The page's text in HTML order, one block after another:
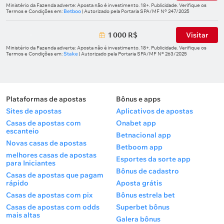
Ministério da Fazenda adverte: Aposta não é investimento. 18+. Publicidade. Verifique os
Termos e Condições em: Betboo| Autorizado pela Portaria SPA/MF Nº 247/2025
1 000 R$ Visitar
Ministério da Fazenda adverte: Aposta não é investimento. 18+. Publicidade. Verifique os
Termos e Condições em:Stake| Autorizado pela Portaria SPA/MF Nº 263/2025
Plataformas de apostas
Sites de apostas
Casas de apostas com
escanteio
Novas casas de apostas
melhores casas de apostas
para Iniciantes
Casas de apostas que pagam
rápido
Casas de apostas com pix
Casas de apostas com odds
mais altas
Bônus e apps
Aplicativos de apostas
Onabet app
Betnacional app
Betboom app
Esportes da sorte app
Bônus de cadastro
Aposta grátis
Bônus estrela bet
Superbet bônus
Galera bônus